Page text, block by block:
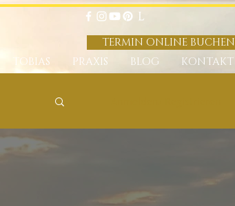
TOBIAS PRAXIS BLOG KONTAKT
TERMIN ONLINE BUCHEN